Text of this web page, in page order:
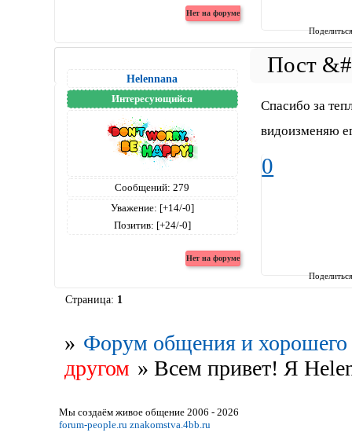
Helennana
Интересующийся
Сообщений: 279
Уважение: [+14/-0]
Позитив: [+24/-0]
Спасибо за
видоизменяю
0
Страница: 1
» Форум общения и хорошего
другом » Всем привет! Я
Мы создаём живое общение 2006 - 2026
forum-people.ru znakomstva.4bb.ru